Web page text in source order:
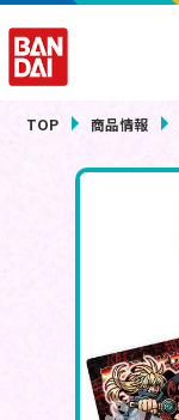
TOP 商品情報